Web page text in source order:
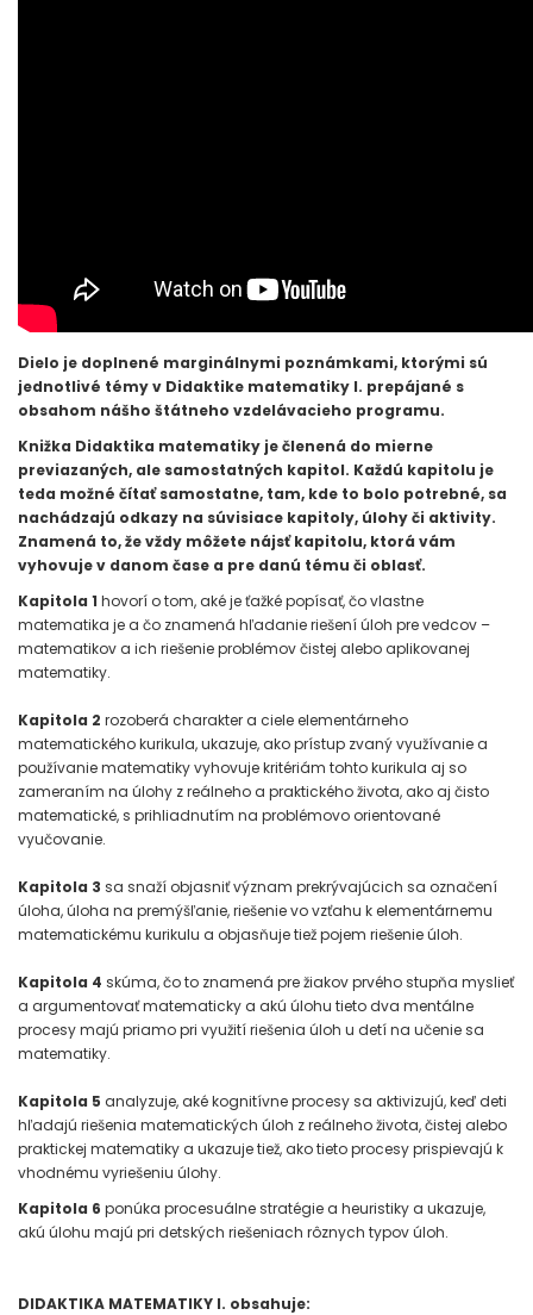
Dielo je doplnené marginálnymi poznámkami, ktorými sú
jednotlivé témy v Didaktike matematiky I. prepájané s
obsahom nášho štátneho vzdelávacieho programu.
Knižka Didaktika matematiky je členená do mierne
previazaných, ale samostatných kapitol. Každú kapitolu je
teda možné čítať samostatne, tam, kde to bolo potrebné, sa
nachádzajú odkazy na súvisiace kapitoly, úlohy či aktivity.
Znamená to, že vždy môžete nájsť kapitolu, ktorá vám
vyhovuje v danom čase a pre danú tému či oblasť.
Kapitola 1 hovorí o tom, aké je ťažké popísať, čo vlastne
matematika je a čo znamená hľadanie riešení úloh pre vedcov –
matematikov a ich riešenie problémov čistej alebo aplikovanej
matematiky.
Kapitola 2 rozoberá charakter a ciele elementárneho
matematického kurikula, ukazuje, ako prístup zvaný využívanie a
používanie matematiky vyhovuje kritériám tohto kurikula aj so
zameraním na úlohy z reálneho a praktického života, ako aj čisto
matematické, s prihliadnutím na problémovo orientované
vyučovanie.
Kapitola 3 sa snaží objasniť význam prekrývajúcich sa označení
úloha, úloha na premýšľanie, riešenie vo vzťahu k elementárnemu
matematickému kurikulu a objasňuje tiež pojem riešenie úloh.
Kapitola 4 skúma, čo to znamená pre žiakov prvého stupňa myslieť
a argumentovať matematicky a akú úlohu tieto dva mentálne
procesy majú priamo pri využití riešenia úloh u detí na učenie sa
matematiky.
Kapitola 5 analyzuje, aké kognitívne procesy sa aktivizujú, keď deti
hľadajú riešenia matematických úloh z reálneho života, čistej alebo
praktickej matematiky a ukazuje tiež, ako tieto procesy prispievajú k
vhodnému vyriešeniu úlohy.
Kapitola 6 ponúka procesuálne stratégie a heuristiky a ukazuje,
akú úlohu majú pri detských riešeniach rôznych typov úloh.
DIDAKTIKA MATEMATIKY I. obsahuje: